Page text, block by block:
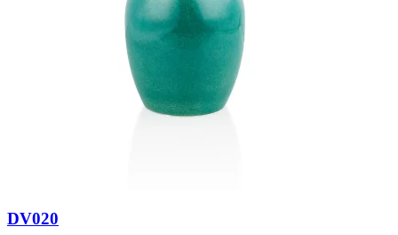
DV020